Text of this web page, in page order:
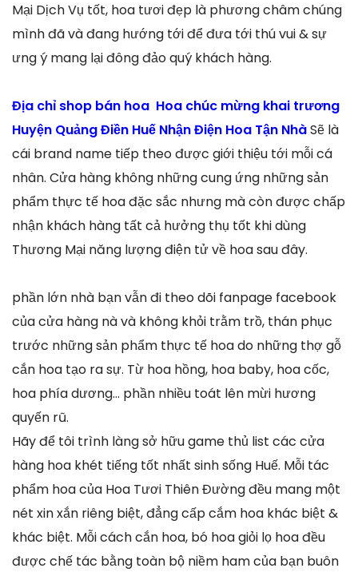
Mại Dịch Vụ tốt, hoa tươi đẹp là phương châm chúng
mình đã và đang hướng tới để đưa tới thú vui & sự
ưng ý mang lại đông đảo quý khách hàng.
Địa chỉ shop bán hoa Hoa chúc mừng khai trương
Huyện Quảng Điền Huế Nhận Điện Hoa Tận NhàSẽ là
cái brand name tiếp theo được giới thiệu tới mỗi cá
nhân. Cửa hàng không những cung ứng những sản
phẩm thực tế hoa đặc sắc nhưng mà còn được chấp
nhận khách hàng tất cả hưởng thụ tốt khi dùng
Thương Mại năng lượng điện tử về hoa sau đây.
phần lớn nhà bạn vẫn đi theo dõi fanpage facebook
của cửa hàng nà và không khỏi trằm trồ, thán phục
trước những sản phẩm thực tế hoa do những thợ gỗ
cắn hoa tạo ra sự. Từ hoa hồng, hoa baby, hoa cốc,
hoa phía dương… phần nhiều toát lên mừi hương
quyến rũ.
Hãy để tôi trình làng sở hữu game thủ list các cửa
hàng hoa khét tiếng tốt nhất sinh sống Huế. Mỗi tác
phẩm hoa của Hoa Tươi Thiên Đường đều mang một
nét xin xắn riêng biệt, đẳng cấp cắm hoa khác biệt &
khác biệt. Mỗi cách cắn hoa, bó hoa giỏi lọ hoa đều
được chế tác bằng toàn bộ niềm ham của bạn buôn